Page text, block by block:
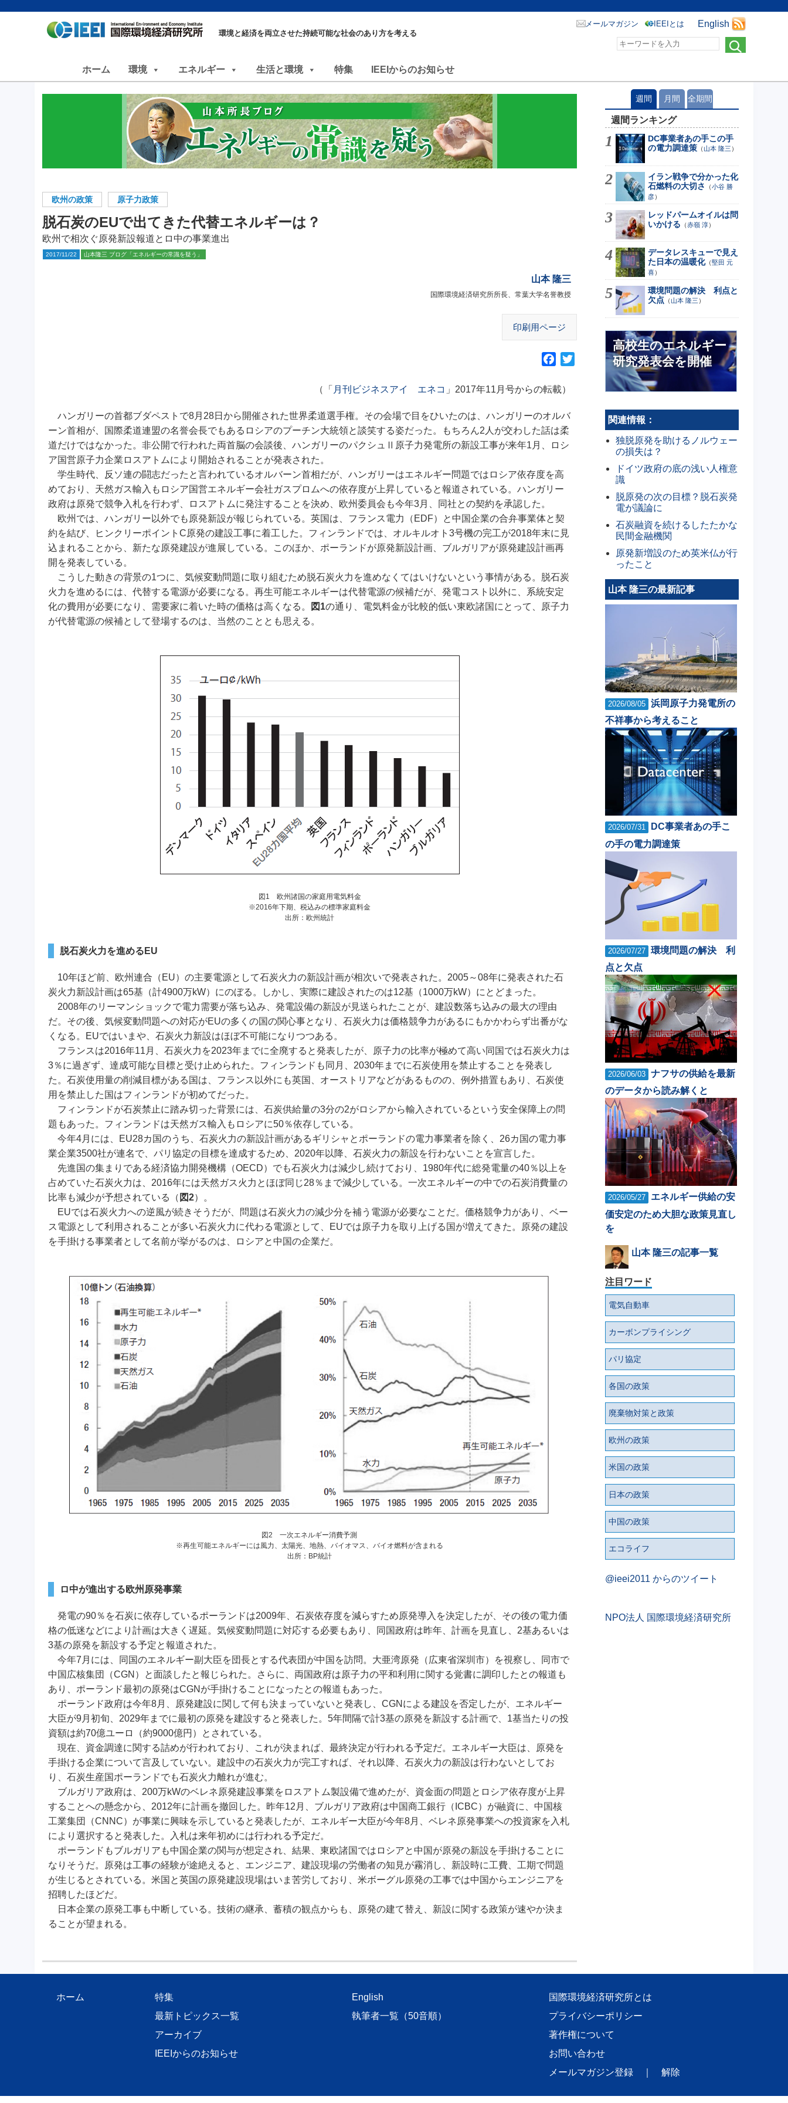
環境と経済を両立させた持続可能な社会のあり方を考える
English
メールマガジン IEEIとは
ホーム 環境 エネルギー 生活と環境 特集 IEEIからのお知らせ
欧州の政策 原子力政策
脱石炭のEUで出てきた代替エネルギーは？
欧州で相次ぐ原発新設報道とロ中の事業進出
2017/11/22 山本隆三 ブログ「エネルギーの常識を疑う」
山本 隆三
国際環境経済研究所所長、常葉大学名誉教授
印刷用ページ
c
b
o
o
（「 月刊ビジネスアイ エネコ 」2017年11月号からの転載）
ハンガリーの首都ブダペストで8月28日から開催された世界柔道選手権。その会場で目をひいたのは、ハンガリーのオルバ
ーン首相が、国際柔道連盟の名誉会長でもあるロシアのプーチン大統領と談笑する姿だった。
もちろん2人が交わした話は柔
道だけではなかった。非公開で行われた両首脳の会談後、ハンガリーのパクシュⅡ原子力発電所の新設工事が来年1月、ロシ
ア国営原子力企業ロスアトムにより開始されることが発表された。
学生時代、反ソ連の闘志だったと言われているオルバーン首相だが、ハンガリーはエネルギー問題ではロシア依存度を高
めており、天然ガス輸入もロシア国営エネルギー会社ガスプロムへの依存度が上昇していると報道されている。ハンガリー
政府は原発で競争入札を行わず、ロスアトムに発注することを決め、欧州委員会も今年3月、同社との契約を承認した。
欧州では、ハンガリー以外でも原発新設が報じられている。英国は、フランス電力（EDF）と中国企業の合弁事業体と契
約を結び、ヒンクリーポイントC原発の建設工事に着工した。フィンランドでは、オルキルオト3号機の完工が2018年末に見
込まれることから、新たな原発建設が進展している。このほか、ポーランドが原発新設計画、ブルガリアが原発建設計画再
開を発表している。
こうした動きの背景の1つに、気候変動問題に取り組むため脱石炭火力を進めなくてはいけないという事情がある。脱石炭
火力を進めるには、代替する電源が必要になる。再生可能エネルギーは代替電源の候補だが、発電コスト以外に、系統安定
化の費用が必要になり、需要家に着いた時の価格は高くなる。
図1の通り、電気料金が比較的低い東欧諸国にとって、原子力
が代替電源の候補として登場するのは、当然のこととも思える。
図1 欧州諸国の家庭用電気料金
※2016年下期、税込みの標準家庭料金
出所：欧州統計
脱石炭火力を進めるEU
10年ほど前、欧州連合（EU）の主要電源として石炭火力の新設計画が相次いで発表された。2005～08年に発表された石
炭火力新設計画は65基（計4900万kW）にのぼる。しかし、実際に建設されたのは12基（1000万kW）にとどまった。
2008年のリーマンショックで電力需要が落ち込み、発電設備の新設が見送られたことが、建設数落ち込みの最大の理由
だ。その後、気候変動問題への対応がEUの多くの国の関心事となり、石炭火力は価格競争力があるにもかかわらず出番がな
くなる。EUではいまや、石炭火力新設はほぼ不可能になりつつある。
フランスは2016年11月、石炭火力を2023年までに全廃すると発表したが、原子力の比率が極めて高い同国では石炭火力は
3％に過ぎず、達成可能な目標と受け止められた。フィンランドも同月、2030年までに石炭使用を禁止することを発表し
た。石炭使用量の削減目標がある国は、フランス以外にも英国、オーストリアなどがあるものの、例外措置もあり、石炭使
用を禁止した国はフィンランドが初めてだった。
フィンランドが石炭禁止に踏み切った背景には、石炭供給量の3分の2がロシアから輸入されているという安全保障上の問
題もあった。フィンランドは天然ガス輸入もロシアに50％依存している。
今年4月には、EU28カ国のうち、石炭火力の新設計画があるギリシャとポーランドの電力事業者を除く、26カ国の電力事
業企業3500社が連名で、パリ協定の目標を達成するため、2020年以降、石炭火力の新設を行わないことを宣言した。
先進国の集まりである経済協力開発機構（OECD）でも石炭火力は減少し続けており、1980年代に総発電量の40％以上を
占めていた石炭火力は、2016年には天然ガス火力とほぼ同じ28％まで減少している。一次エネルギーの中での石炭消費量の
比率も減少が予想されている（ 図2）。
EUでは石炭火力への逆風が続きそうだが、問題は石炭火力の減少分を補う電源が必要なことだ。価格競争力があり、ベー
ス電源として利用されることが多い石炭火力に代わる電源として、EUでは原子力を取り上げる国が増えてきた。原発の建設
を手掛ける事業者として名前が挙がるのは、ロシアと中国の企業だ。
図2 一次エネルギー消費予測
※再生可能エネルギーには風力、太陽光、地熱、バイオマス、バイオ燃料が含まれる
出所：BP統計
ロ中が進出する欧州原発事業
発電の90％を石炭に依存しているポーランドは2009年、石炭依存度を減らすため原発導入を決定したが、その後の電力価
格の低迷などにより計画は大きく遅延。気候変動問題に対応する必要もあり、同国政府は昨年、計画を見直し、2基あるいは
3基の原発を新設する予定と報道された。
今年7月には、同国のエネルギー副大臣を団長とする代表団が中国を訪問。大亜湾原発（広東省深圳市）を視察し、同市で
中国広核集団（CGN）と面談したと報じられた。さらに、両国政府は原子力の平和利用に関する覚書に調印したとの報道も
あり、ポーランド最初の原発はCGNが手掛けることになったとの報道もあった。
ポーランド政府は今年8月、原発建設に関して何も決まっていないと発表し、CGNによる建設を否定したが、エネルギー
大臣が9月初旬、2029年までに最初の原発を建設すると発表した。5年間隔で計3基の原発を新設する計画で、1基当たりの投
資額は約70億ユーロ（約9000億円）とされている。
現在、資金調達に関する詰めが行われており、これが決まれば、最終決定が行われる予定だ。エネルギー大臣は、原発を
手掛ける企業について言及していない。建設中の石炭火力が完工すれば、それ以降、石炭火力の新設は行わないとしてお
り、石炭生産国ポーランドでも石炭火力離れが進む。
ブルガリア政府は、200万kWのベレネ原発建設事業をロスアトム製設備で進めたが、資金面の問題とロシア依存度が上昇
することへの懸念から、2012年に計画を撤回した。昨年12月、ブルガリア政府は中国商工銀行（ICBC）が融資に、中国核
工業集団（CNNC）が事業に興味を示していると発表したが、エネルギー大臣が今年8月、ベレネ原発事業への投資家を入札
により選択すると発表した。入札は来年初めには行われる予定だ。
ポーランドもブルガリアも中国企業の関与が想定され、結果、東欧諸国ではロシアと中国が原発の新設を手掛けることに
なりそうだ。原発は工事の経験が途絶えると、エンジニア、建設現場の労働者の知見が霧消し、新設時に工費、工期で問題
が生じるとされている。米国と英国の原発建設現場はいま苦労しており、米ボーグル原発の工事では中国からエンジニアを
招聘したほどだ。
日本企業の原発工事も中断している。技術の継承、蓄積の観点からも、原発の建て替え、新設に関する政策が速やか決ま
ることが望まれる。
週間 月間 全期間
週間ランキング
DC事業者あの手この手
の電力調達策 （山本 隆三 ）
イラン戦争で分かった化
石燃料の大切さ
（小谷 勝
彦）
レッドパームオイルは問
いかける （赤嶺 淳）
データレスキューで見え
た日本の温暖化（堅田 元
喜）
環境問題の解決 利点と
欠点 （山本 隆三 ）
高校生のエネルギー
研究発表会を開催
関連情報：
独脱原発を助けるノルウェー
の損失は？
ドイツ政府の底の浅い人権意
識
脱原発の次の目標？脱石炭発
電が議論に
石炭融資を続けるしたたかな
民間金融機関
原発新増設のため英米仏が行
ったこと
山本 隆三の最新記事
2026/08/05 浜岡原子力発電所の
不祥事から考えること
2026/07/31
DC事業者あの手こ
の手の電力調達策
2026/07/27 環境問題の解決 利
点と欠点
2026/06/03 ナフサの供給を最新
のデータから読み解くと
2026/05/27
エネルギー供給の安
価安定のため大胆な政策見直し
を
山本 隆三の記事一覧
注目ワード
電気自動車
カーボンプライシング
パリ協定
各国の政策
廃棄物対策と政策
欧州の政策
米国の政策
日本の政策
中国の政策
エコライフ
@ieei2011 からのツイート
NPO法人 国際環境経済研究所
ホーム
特集
最新トピックス一覧
アーカイブ
IEEIからのお知らせ
English
執筆者一覧（50音順）
国際環境経済研究所とは
プライバシーポリシー
著作権について
お問い合わせ
メールマガジン登録
解除